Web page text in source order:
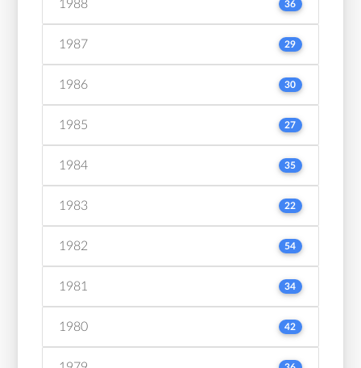
1988 36
1987 29
1986 30
1985 27
1984 35
1983 22
1982 54
1981 34
1980 42